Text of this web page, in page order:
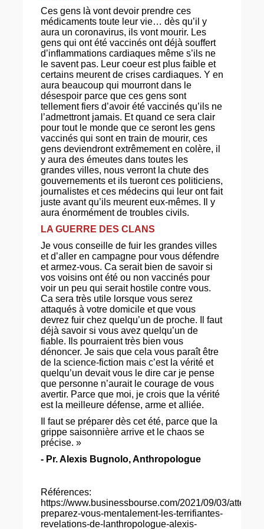
Ces gens là vont devoir prendre ces
médicaments toute leur vie… dès qu’il y
aura un coronavirus, ils vont mourir. Les
gens qui ont été vaccinés ont déjà souffert
d’inflammations cardiaques même s’ils ne
le savent pas. Leur coeur est plus faible et
certains meurent de crises cardiaques. Y en
aura beaucoup qui mourront dans le
désespoir parce que ces gens sont
tellement fiers d’avoir été vaccinés qu’ils ne
l’admettront jamais. Et quand ce sera clair
pour tout le monde que ce seront les gens
vaccinés qui sont en train de mourir, ces
gens deviendront extrêmement en colère, il
y aura des émeutes dans toutes les
grandes villes, nous verront la chute des
gouvernements et ils tueront ces politiciens,
journalistes et ces médecins qui leur ont fait
juste avant qu’ils meurent eux-mêmes. Il y
aura énormément de troubles civils.
LA GUERRE DES CLANS
Je vous conseille de fuir les grandes villes
et d’aller en campagne pour vous défendre
et armez-vous. Ca serait bien de savoir si
vos voisins ont été ou non vaccinés pour
voir un peu qui serait hostile contre vous.
Ca sera très utile lorsque vous serez
attaqués à votre domicile et que vous
devrez fuir chez quelqu’un de proche. Il faut
déjà savoir si vous avez quelqu’un de
fiable. Ils pourraient très bien vous
dénoncer. Je sais que cela vous paraît être
de la science-fiction mais c’est la vérité et
quelqu’un devait vous le dire car je pense
que personne n’aurait le courage de vous
avertir. Parce que moi, je crois que la vérité
est la meilleure défense, arme et alliée.
Il faut se préparer dès cet été, parce que la
grippe saisonnière arrive et le chaos se
précise. »
- Pr. Alexis Bugnolo, Anthropologue
Références:
https://www.businessbourse.com/2021/09/03/
preparez-vous-mentalement-les-terrifiantes-
revelations-de-lanthropologue-alexis-